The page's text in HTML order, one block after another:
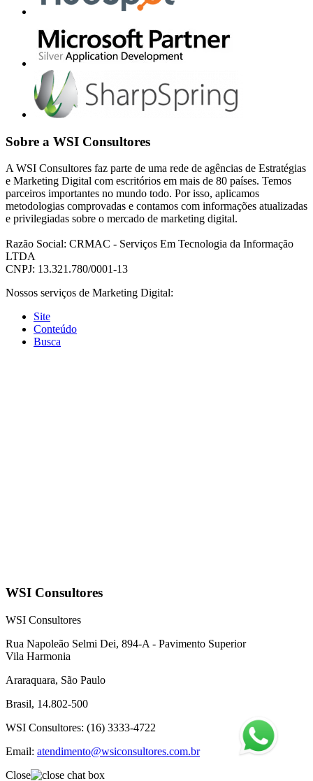
Sobre a WSI Consultores
A WSI Consultores faz parte de uma rede de agências de Estratégias
e Marketing Digital com escritórios em mais de 80 países. Temos
parceiros importantes no mundo todo. Por isso, aplicamos
metodologias comprovadas e contamos com informações atualizadas
e privilegiadas sobre o mercado de marketing digital.
Razão Social: CRMAC - Serviços Em Tecnologia da Informação
LTDA
CNPJ: 13.321.780/0001-13
Nossos serviços de Marketing Digital:
Site
Conteúdo
Busca
WSI Consultores
WSI Consultores
Rua Napoleão Selmi Dei, 894-A - Pavimento Superior
Vila Harmonia
Araraquara, São Paulo
Brasil, 14.802-500
WSI Consultores: (16) 3333-4722
Email: atendimento@wsiconsultores.com.br
Close